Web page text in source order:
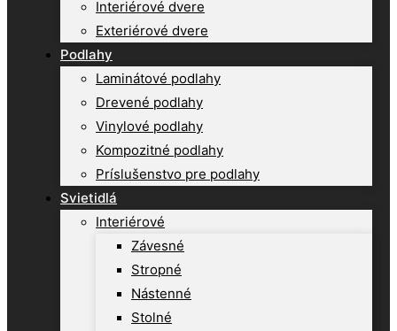
Interiérové dvere
Exteriérové dvere
Podlahy
Laminátové podlahy
Drevené podlahy
Vinylové podlahy
Kompozitné podlahy
Príslušenstvo pre podlahy
Svietidlá
Interiérové
Závesné
Stropné
Nástenné
Stolné